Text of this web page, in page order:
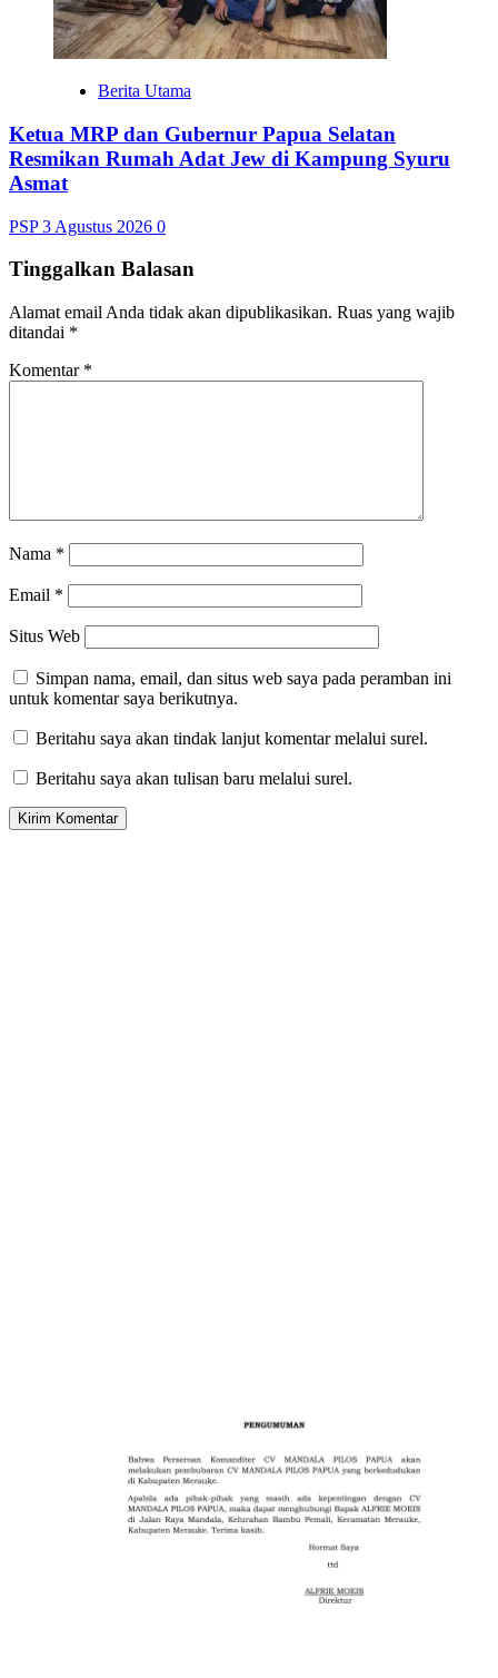
Berita Utama
Ketua MRP dan Gubernur Papua Selatan
Resmikan Rumah Adat Jew di Kampung Syuru
Asmat
PSP3 Agustus 2026 0
Tinggalkan Balasan
Alamat email Anda tidak akan dipublikasikan. Ruas yang wajib
ditandai *
Komentar *
Nama *
Email *
Situs Web
Simpan nama, email, dan situs web saya pada peramban ini
untuk komentar saya berikutnya.
Beritahu saya akan tindak lanjut komentar melalui surel.
Beritahu saya akan tulisan baru melalui surel.